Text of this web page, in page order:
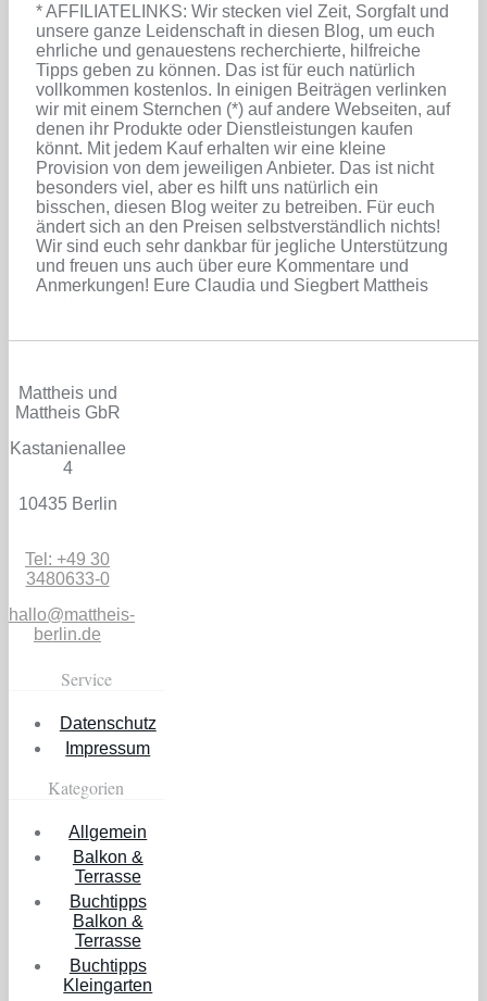
* AFFILIATELINKS: Wir stecken viel Zeit, Sorgfalt und
unsere ganze Leidenschaft in diesen Blog, um euch
ehrliche und genauestens recherchierte, hilfreiche
Tipps geben zu können. Das ist für euch natürlich
vollkommen kostenlos. In einigen Beiträgen verlinken
wir mit einem Sternchen (*) auf andere Webseiten, auf
denen ihr Produkte oder Dienstleistungen kaufen
könnt. Mit jedem Kauf erhalten wir eine kleine
Provision von dem jeweiligen Anbieter. Das ist nicht
besonders viel, aber es hilft uns natürlich ein
bisschen, diesen Blog weiter zu betreiben. Für euch
ändert sich an den Preisen selbstverständlich nichts!
Wir sind euch sehr dankbar für jegliche Unterstützung
und freuen uns auch über eure Kommentare und
Anmerkungen! Eure Claudia und Siegbert Mattheis
Mattheis und
Mattheis GbR
Kastanienallee
4
10435 Berlin
Tel: +49 30
3480633-0
hallo@mattheis-
berlin.de
Service
Datenschutz
Impressum
Kategorien
Allgemein
Balkon &
Terrasse
Buchtipps
Balkon &
Terrasse
Buchtipps
Kleingarten